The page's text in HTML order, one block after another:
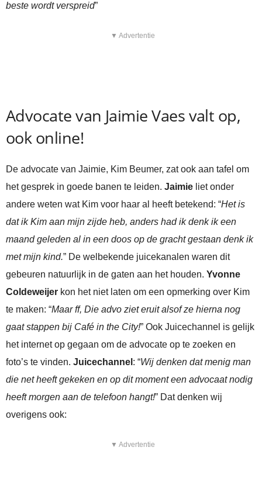
beste wordt verspreid”
▼ Advertentie
Advocate van Jaimie Vaes valt op,
ook online!
De advocate van Jaimie, Kim Beumer, zat ook aan tafel om
het gesprek in goede banen te leiden. Jaimie liet onder
andere weten wat Kim voor haar al heeft betekend: “Het is
dat ik Kim aan mijn zijde heb, anders had ik denk ik een
maand geleden al in een doos op de gracht gestaan denk ik
met mijn kind.” De welbekende juicekanalen waren dit
gebeuren natuurlijk in de gaten aan het houden. Yvonne
Coldeweijer kon het niet laten om een opmerking over Kim
te maken: “Maar ff, Die advo ziet eruit alsof ze hierna nog
gaat stappen bij Café in the City!” Ook Juicechannel is gelijk
het internet op gegaan om de advocate op te zoeken en
foto’s te vinden. Juicechannel : “Wij denken dat menig man
die net heeft gekeken en op dit moment een advocaat nodig
heeft morgen aan de telefoon hangt!” Dat denken wij
overigens ook:
▼ Advertentie